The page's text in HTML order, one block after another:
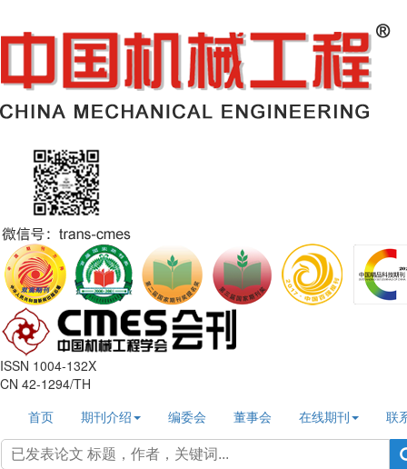
ISSN 1004-132X
CN 42-1294/TH
首页
期刊介绍 编委会 董事会 在线期刊 联